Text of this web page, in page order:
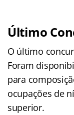
Último
O último
Foram
para
ocupações de
superior.